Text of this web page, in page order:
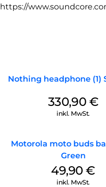
https://
Nothing headphone (1)
330,90 €
inkl. MwSt.
Motorola moto buds
Green
49,90€
inkl. MwSt.